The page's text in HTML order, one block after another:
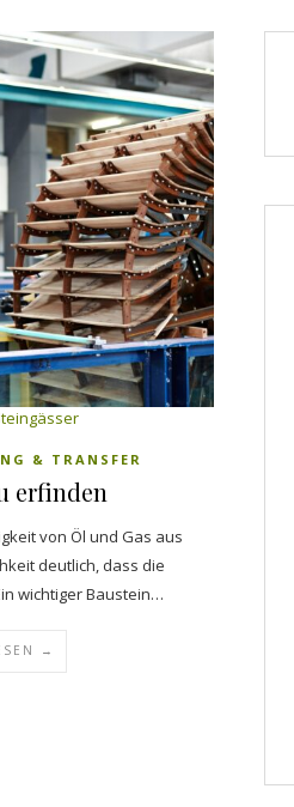
& TRANSFER
erfinden
von Öl und Gas aus
deutlich, dass die
wichtiger Baustein…
→